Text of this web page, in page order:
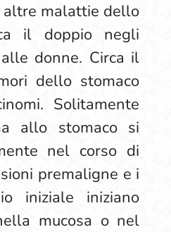
altre malattie dello
il doppio negli
donne. Circa il
dello stomaco
Solitamente
allo stomaco si
nel corso di
premaligne e i
iniziale iniziano
mucosa o nel